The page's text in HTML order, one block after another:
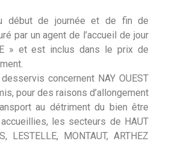
début de journée et de fin de
par un agent de l’accueil de jour
» et est inclus dans le prix de
concernent NAY OUEST
pour des raisons d’allongement
au détriment du bien être
les secteurs de HAUT
LESTELLE, MONTAUT, ARTHEZ